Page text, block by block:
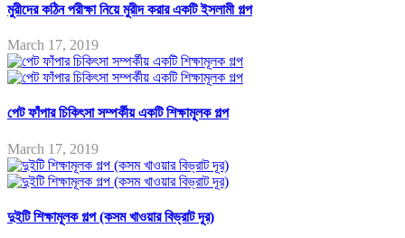
মুরীদের কঠিন পরীক্ষা নিয়ে মুরীদ করার একটি ইসলামী গল্প
March 17, 2019
পেট ফাঁপার চিকিৎসা সম্পর্কীয় একটি শিক্ষামূলক গল্প
March 17, 2019
দুইটি শিক্ষামূলক গল্প (কসম খাওয়ার বিভ্রাট দূর)